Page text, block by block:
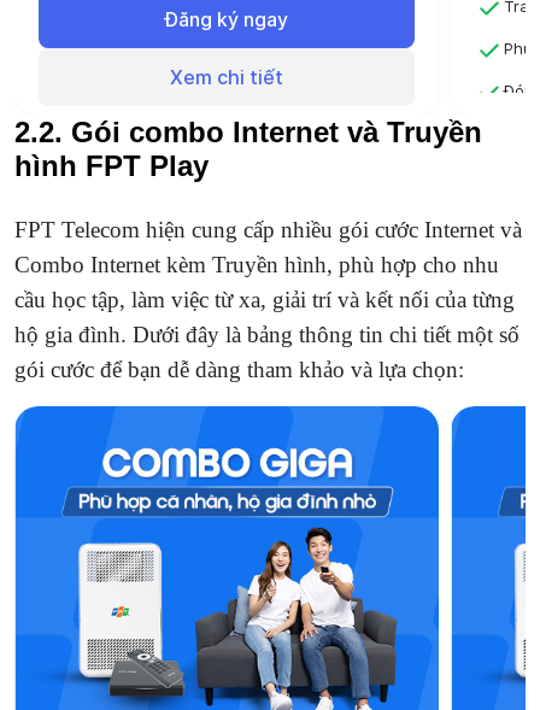
Đăng ký ngay
Xem chi tiết
Phù
2.2. Gói combo Internet và Truyền
hình FPT Play
FPT Telecom hiện cung cấp nhiều gói cước Internet và
Combo Internet kèm Truyền hình, phù hợp cho nhu
cầu học tập, làm việc từ xa, giải trí và kết nối của từng
hộ gia đình. Dưới đây là bảng thông tin chi tiết một số
gói cước để bạn dễ dàng tham khảo và lựa chọn: